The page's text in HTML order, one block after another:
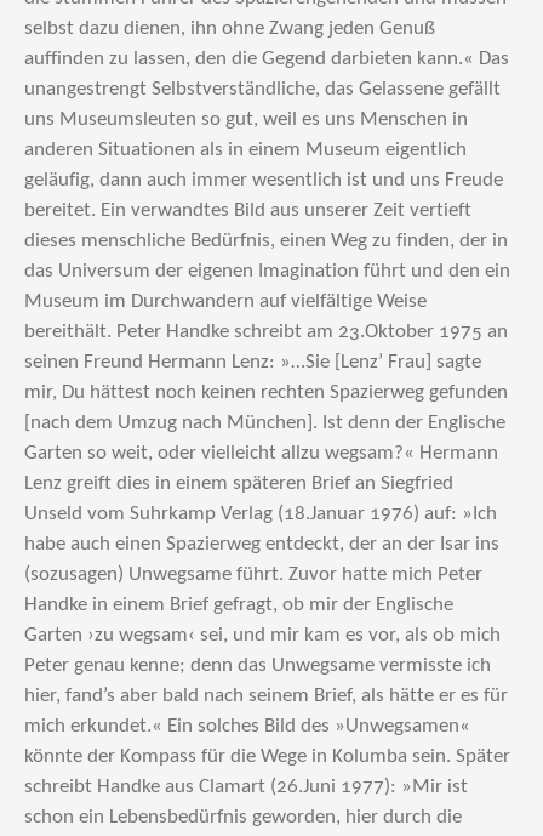
selbst dazu dienen, ihn ohne Zwang jeden Genuß
auffinden zu lassen, den die Gegend darbieten kann.« Das
unangestrengt Selbstverständliche, das Gelassene gefällt
uns Museumsleuten so gut, weil es uns Menschen in
anderen Situationen als in einem Museum eigentlich
geläufig, dann auch immer wesentlich ist und uns Freude
bereitet. Ein verwandtes Bild aus unserer Zeit vertieft
dieses menschliche Bedürfnis, einen Weg zu finden, der in
das Universum der eigenen Imagination führt und den ein
Museum im Durchwandern auf vielfältige Weise
bereithält. Peter Handke schreibt am 23.Oktober 1975 an
seinen Freund Hermann Lenz: »…Sie [Lenz’ Frau] sagte
mir, Du hättest noch keinen rechten Spazierweg gefunden
[nach dem Umzug nach München]. Ist denn der Englische
Garten so weit, oder vielleicht allzu wegsam?« Hermann
Lenz greift dies in einem späteren Brief an Siegfried
Unseld vom Suhrkamp Verlag (18.Januar 1976) auf: »Ich
habe auch einen Spazierweg entdeckt, der an der Isar ins
(sozusagen) Unwegsame führt. Zuvor hatte mich Peter
Handke in einem Brief gefragt, ob mir der Englische
Garten ›zu wegsam‹ sei, und mir kam es vor, als ob mich
Peter genau kenne; denn das Unwegsame vermisste ich
hier, fand’s aber bald nach seinem Brief, als hätte er es für
mich erkundet.« Ein solches Bild des »Unwegsamen«
könnte der Kompass für die Wege in Kolumba sein. Später
schreibt Handke aus Clamart (26.Juni 1977): »Mir ist
schon ein Lebensbedürfnis geworden, hier durch die